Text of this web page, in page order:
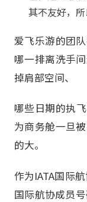
其不友好，
爱飞乐游的团
哪一排离洗手
掉肩部空间、
哪些日期的执
为商务舱一旦
的大。
作为IATA国际
国际航协成员